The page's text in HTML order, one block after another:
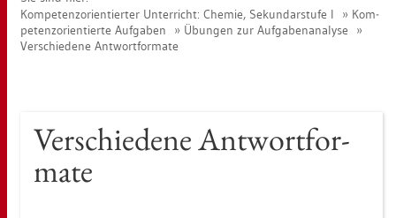
Kom­pe­tenz­ori­en­tier­ter Un­ter­richt: Che­mie, Se­kun­dar­stu­fe I
Kom­
pe­tenz­ori­en­tier­te Auf­ga­ben
Übun­gen zur Auf­ga­ben­ana­ly­se
Ver­schie­de­ne Ant­wort­for­ma­te
Ver­schie­de­ne Ant­wort­for­
ma­te